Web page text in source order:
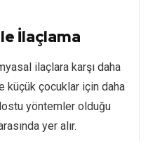
İlaçlama
ilaçlara karşı daha
küçük çocuklar için daha
yöntemler olduğu
yer alır.